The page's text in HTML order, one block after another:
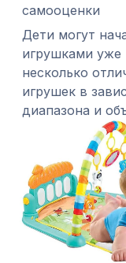
самооценки
Дети могут
игрушками уже
несколько
игрушек в
диапазона и